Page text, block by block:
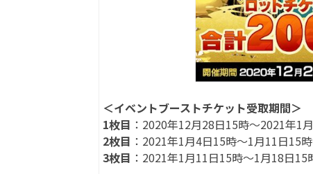
＜イベントブーストチケット受取期間＞
1枚目 ：2020年12月28日15時～2021年1
2枚目 ：2021年1月4日15時～1月11日15時
3枚目 ：2021年1月11日15時～1月18日15